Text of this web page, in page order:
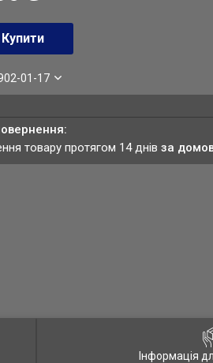
Купити
01-17
товару протягом 14 днівза
Інформація